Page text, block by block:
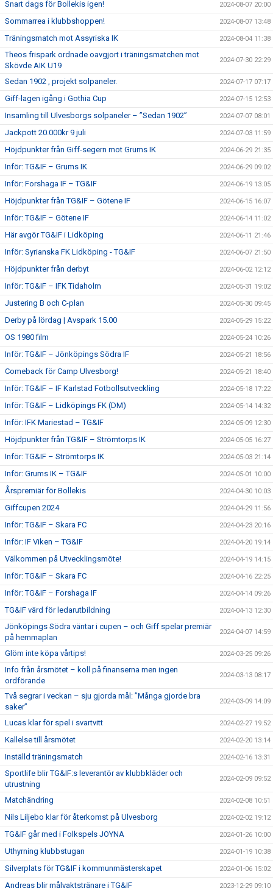
Snart dags för Bollekis igen! 2024-08-07 20:00
Sommarrea i klubbshoppen! 2024-08-07 13:48
Träningsmatch mot Assyriska IK 2024-08-04 11:38
Theos frispark ordnade oavgjort i träningsmatchen mot
Skövde AIK U19
2024-07-30 22:29
Sedan 1902 , projekt solpaneler. 2024-07-17 07:17
Giff-lagen igång i Gothia Cup 2024-07-15 12:53
Insamling till Ulvesborgs solpaneler – ”Sedan 1902” 2024-07-07 08:01
Jackpott 20.000kr 9 juli 2024-07-03 11:59
Höjdpunkter från Giff-segern mot Grums IK 2024-06-29 21:35
Inför: TG&IF – Grums IK 2024-06-29 09:02
Inför: Forshaga IF – TG&IF 2024-06-19 13:05
Höjdpunkter från TG&IF – Götene IF 2024-06-15 16:07
Inför: TG&IF – Götene IF 2024-06-14 11:02
Här avgör TG&IF i Lidköping 2024-06-11 21:46
Inför: Syrianska FK Lidköping - TG&IF 2024-06-07 21:50
Höjdpunkter från derbyt 2024-06-02 12:12
Inför: TG&IF – IFK Tidaholm 2024-05-31 19:02
Justering B och C-plan 2024-05-30 09:45
Derby på lördag | Avspark 15.00 2024-05-29 15:22
OS 1980 film 2024-05-24 10:26
Inför: TG&IF – Jönköpings Södra IF 2024-05-21 18:56
Comeback för Camp Ulvesborg! 2024-05-21 18:40
Inför: TG&IF – IF Karlstad Fotbollsutveckling 2024-05-18 17:22
Inför: TG&IF – Lidköpings FK (DM) 2024-05-14 14:32
Inför: IFK Mariestad – TG&IF 2024-05-09 12:30
Höjdpunkter från TG&IF – Strömtorps IK 2024-05-05 16:27
Inför: TG&IF – Strömtorps IK 2024-05-03 21:14
Inför: Grums IK – TG&IF 2024-05-01 10:00
Årspremiär för Bollekis 2024-04-30 10:03
Giffcupen 2024 2024-04-29 11:56
Inför: TG&IF – Skara FC 2024-04-23 20:16
Inför: IF Viken – TG&IF 2024-04-20 19:14
Välkommen på Utvecklingsmöte! 2024-04-19 14:15
Inför: TG&IF – Skara FC 2024-04-16 22:25
Inför: TG&IF – Forshaga IF 2024-04-14 09:26
TG&IF värd för ledarutbildning 2024-04-13 12:30
Jönköpings Södra väntar i cupen – och Giff spelar premiär
på hemmaplan
2024-04-07 14:59
Glöm inte köpa vårtips! 2024-03-25 09:26
Info från årsmötet – koll på finanserna men ingen
ordförande
2024-03-13 08:17
Två segrar i veckan – sju gjorda mål: ”Många gjorde bra
saker”
2024-03-09 14:09
Lucas klar för spel i svartvitt 2024-02-27 19:52
Kallelse till årsmötet 2024-02-20 13:14
Inställd träningsmatch 2024-02-16 13:31
Sportlife blir TG&IF:s leverantör av klubbkläder och
utrustning
2024-02-09 09:52
Matchändring 2024-02-08 10:51
Nils Liljebo klar för återkomst på Ulvesborg 2024-02-02 19:12
TG&IF går med i Folkspels JOYNA 2024-01-26 10:00
Uthyrning klubbstugan 2024-01-19 10:38
Silverplats för TG&IF i kommunmästerskapet 2024-01-06 15:02
Andreas blir målvaktstränare i TG&IF 2023-12-29 09:10